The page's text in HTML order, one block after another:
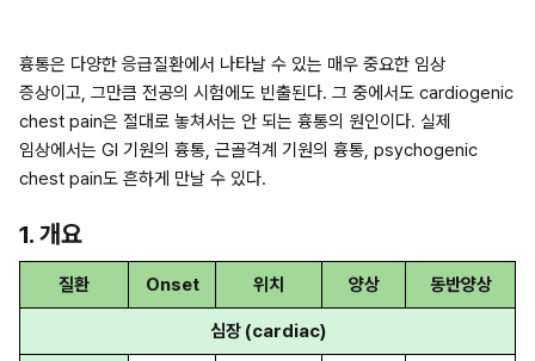
흉통은 다양한 응급질환에서 나타날 수 있는 매우 중요한 임상
증상이고, 그만큼 전공의 시험에도 빈출된다. 그 중에서도 cardiogenic
chest pain은 절대로 놓쳐서는 안 되는 흉통의 원인이다. 실제
임상에서는 GI 기원의 흉통, 근골격계 기원의 흉통, psychogenic
chest pain도 흔하게 만날 수 있다.
1. 개요
질환 Onset 위치 양상 동반양상
심장 (cardiac)